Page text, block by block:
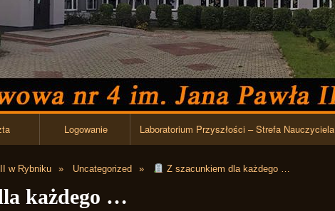
Logowanie Laboratorium Przyszłości – Strefa Nauczyciela
w Rybniku Uncategorized Z szacunkiem dla każdego …
każdego …